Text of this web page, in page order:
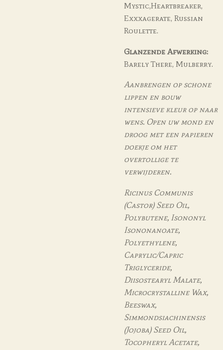
Mystic,Heartbreaker,
Exxxagerate, Russian
Roulette.
Glanzende Afwerking:
Barely There, Mulberry.
Aanbrengen op schone
lippen en bouw
intensieve kleur op naar
wens. Open uw mond en
droog met een papieren
doekje om het
overtollige te
verwijderen.
Ricinus Communis
(Castor) Seed Oil,
Polybutene, Isononyl
Isononanoate,
Polyethylene,
Caprylic/Capric
Triglyceride,
Diisostearyl Malate,
Microcrystalline Wax,
Beeswax,
Simmondsiachinensis
(Jojoba) Seed Oil,
Tocopheryl Acetate,